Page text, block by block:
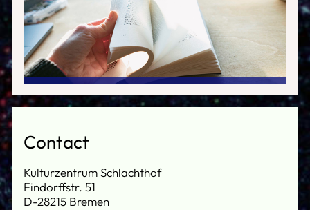
Contact
Kulturzentrum Schlachthof
Findorffstr. 51
D-28215 Bremen